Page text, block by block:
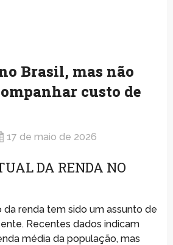
Brasil, mas não
custo de
17 de maio de 2026
DA RENDA NO
da renda tem sido um assunto de
Recentes dados indicam
média da população, mas